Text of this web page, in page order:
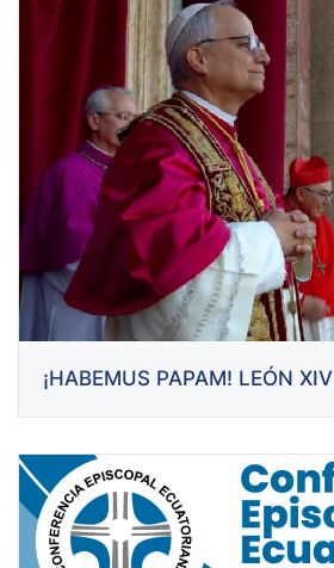
¡HABEMUS PAPAM! LEÓN XIV